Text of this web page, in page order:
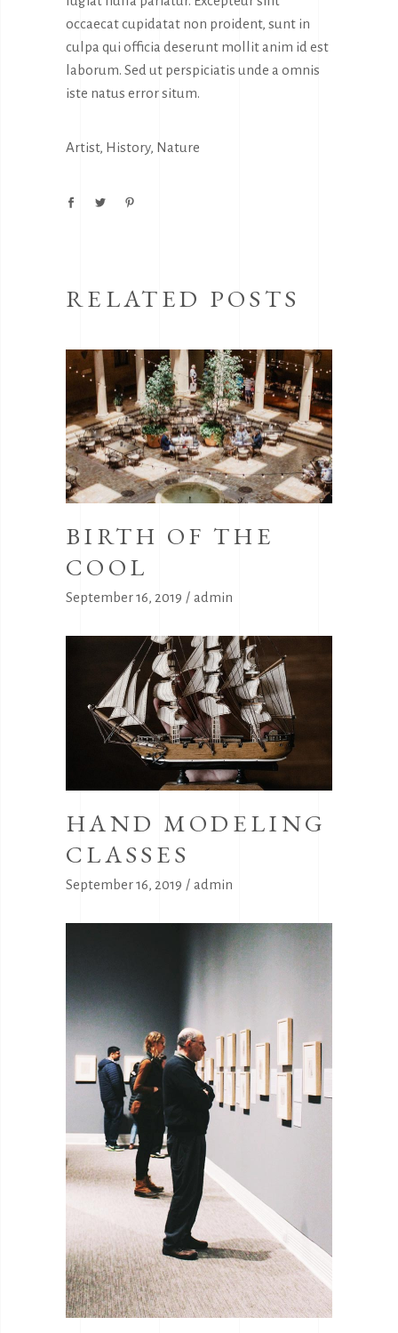
occaecat cupidatat non proident, sunt in
culpa qui officia deserunt mollit anim id est
laborum. Sed ut perspiciatis unde a omnis
iste natus error situm.
Artist, History, Nature
RELATED POSTS
BIRTH OF THE
COOL
September 16, 2019 admin
HAND MODELING
CLASSES
September 16, 2019 admin